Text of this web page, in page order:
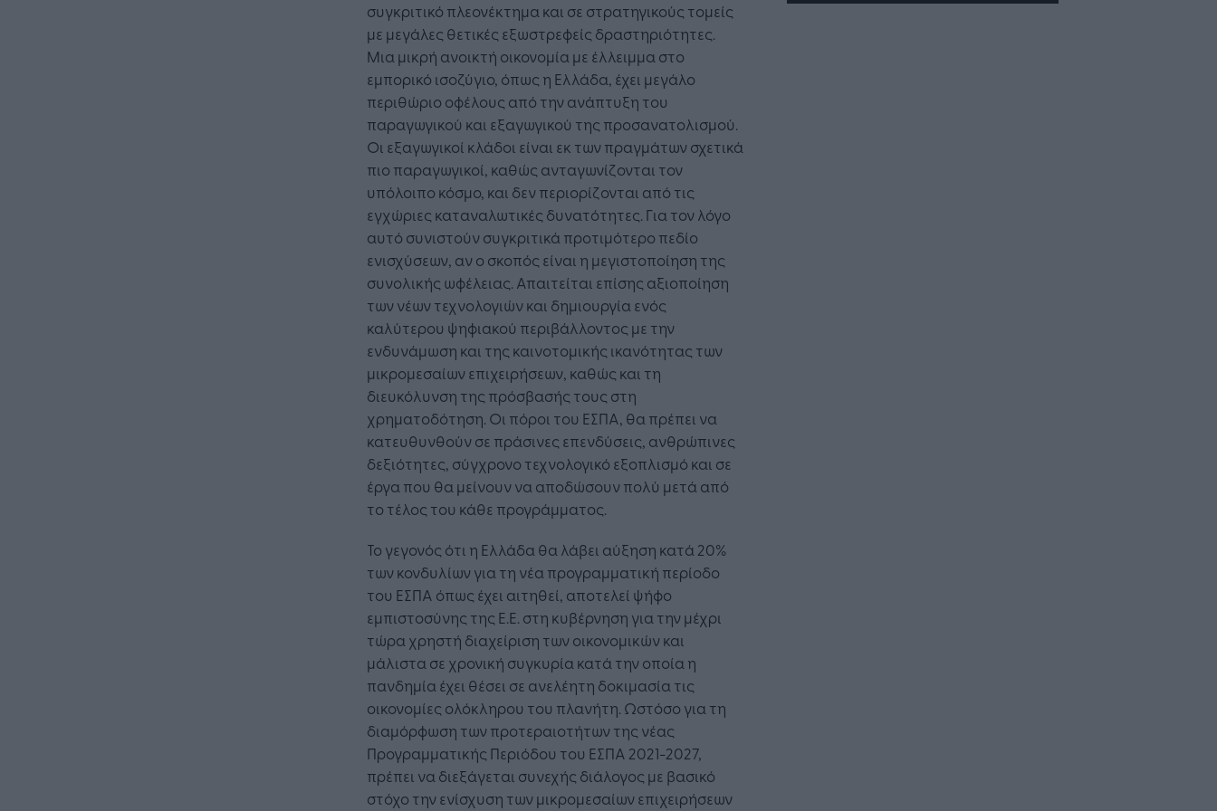
συγκριτικό πλεονέκτημα και σε στρατηγικούς τομείς
με μεγάλες θετικές εξωστρεφείς δραστηριότητες.
Μια μικρή ανοικτή οικονομία με έλλειμμα στο
εμπορικό ισοζύγιο, όπως η Ελλάδα, έχει μεγάλο
περιθώριο οφέλους από την ανάπτυξη του
παραγωγικού και εξαγωγικού της προσανατολισμού.
Οι εξαγωγικοί κλάδοι είναι εκ των πραγμάτων σχετικά
πιο παραγωγικοί, καθώς ανταγωνίζονται τον
υπόλοιπο κόσμο, και δεν περιορίζονται από τις
εγχώριες καταναλωτικές δυνατότητες. Για τον λόγο
αυτό συνιστούν συγκριτικά προτιμότερο πεδίο
ενισχύσεων, αν ο σκοπός είναι η μεγιστοποίηση της
συνολικής ωφέλειας. Απαιτείται επίσης αξιοποίηση
των νέων τεχνολογιών και δημιουργία ενός
καλύτερου ψηφιακού περιβάλλοντος με την
ενδυνάμωση και της καινοτομικής ικανότητας των
μικρομεσαίων επιχειρήσεων, καθώς και τη
διευκόλυνση της πρόσβασής τους στη
χρηματοδότηση. Οι πόροι του ΕΣΠΑ, θα πρέπει να
κατευθυνθούν σε πράσινες επενδύσεις, ανθρώπινες
δεξιότητες, σύγχρονο τεχνολογικό εξοπλισμό και σε
έργα που θα μείνουν να αποδώσουν πολύ μετά από
το τέλος του κάθε προγράμματος.
Το γεγονός ότι η Ελλάδα θα λάβει αύξηση κατά 20%
των κονδυλίων για τη νέα προγραμματική περίοδο
του ΕΣΠΑ όπως έχει αιτηθεί, αποτελεί ψήφο
εμπιστοσύνης της Ε.Ε. στη κυβέρνηση για την μέχρι
τώρα χρηστή διαχείριση των οικονομικών και
μάλιστα σε χρονική συγκυρία κατά την οποία η
πανδημία έχει θέσει σε ανελέητη δοκιμασία τις
οικονομίες ολόκληρου του πλανήτη. Ωστόσο για τη
διαμόρφωση των προτεραιοτήτων της νέας
Προγραμματικής Περιόδου του ΕΣΠΑ 2021-2027,
πρέπει να διεξάγεται συνεχής διάλογος με βασικό
στόχο την ενίσχυση των μικρομεσαίων επιχειρήσεων